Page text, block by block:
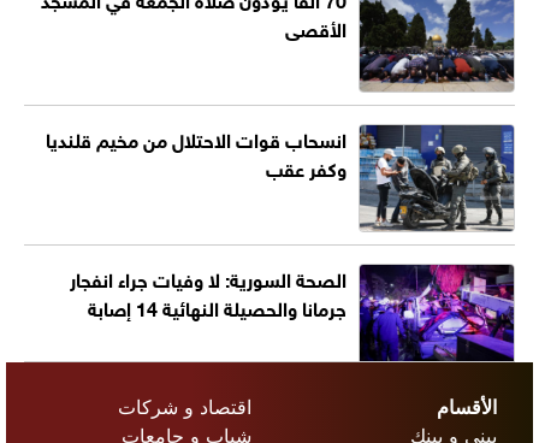
الأقصى
انسحاب قوات الاحتلال من مخيم قلنديا
وكفر عقب
الصحة السورية: لا وفيات جراء انفجار
جرمانا والحصيلة النهائية 14 إصابة
الأقسام
بيني و بينك
اقتصاد و شركات
شباب و جامعات